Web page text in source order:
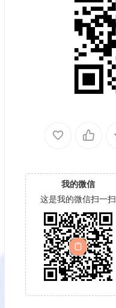
我的微信
这是我的微信扫一扫